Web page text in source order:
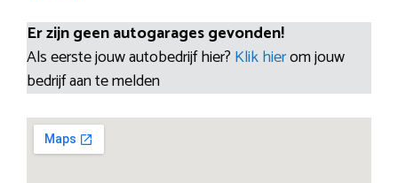
Er zijn geen autogarages gevonden!
Als eerste jouw autobedrijf hier? Klik hierom jouw
bedrijf aan te melden